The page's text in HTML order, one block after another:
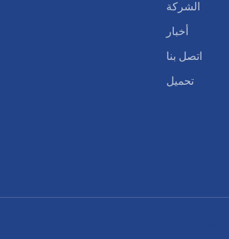
الشركة
أخبار
اتصل بنا
تحميل